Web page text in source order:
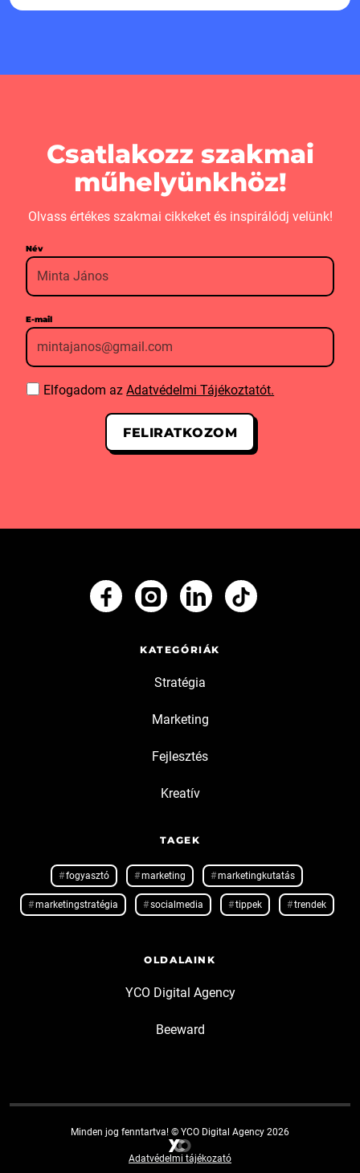
Csatlakozz szakmai
műhelyünkhöz!
Olvass értékes szakmai cikkeket és inspirálódj velünk!
Név
E-mail
Elfogadom azAdatvédelmi Tájékoztatót.
KATEGÓRIÁK
Stratégia
Marketing
Fejlesztés
Kreatív
TAGEK
fogyasztó marketing marketingkutatás
marketingstratégia socialmedia tippek trendek
OLDALAINK
YCO Digital Agency
Beeward
Minden jog fenntartva! © YCO Digital Agency 2026
Adatvédelmi tájékozató